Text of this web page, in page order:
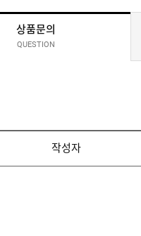
상품문의
QUESTION
작성자